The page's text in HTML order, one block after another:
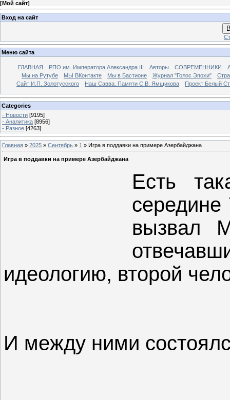
[Мой сайт]
Вход на сайт
Меню сайта
ГЛАВНАЯ РПО им. Императора Александра III Авторы СОВРЕМЕННИКИ
Мы на Рутубе
МЫ ВКонтакте Мы в Бастионе Журнал "Голос Эпохи"
Сайт И.П. Золотусского
Наш Савва. Памяти С.В. Ямщикова Проект Белый
Categories
- Новости [9195]
- Аналитика [8956]
- Разное [4263]
Главная » 2025 » Сентябрь » 1 » Игра в поддавки на примере Азербайджана
Игра в поддавки на примере Азербайджана
Есть
вызвал
идеологию, второй
И между ними